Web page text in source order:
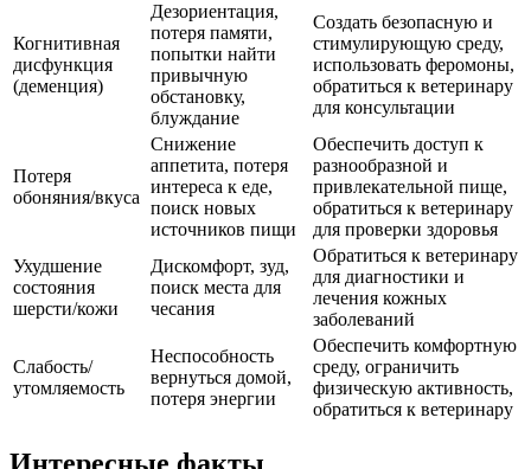
Когнитивная
дисфункция
(деменция)
Дезориентация,
потеря памяти,
попытки найти
привычную
обстановку,
блуждание
Создать безопасную и
стимулирующую среду,
использовать феромоны,
обратиться к ветеринару
для консультации
Потеря
обоняния/вкуса
Снижение
аппетита, потеря
интереса к еде,
поиск новых
источников пищи
Обеспечить доступ к
разнообразной и
привлекательной пище,
обратиться к ветеринару
для проверки здоровья
Ухудшение
состояния
шерсти/кожи
Дискомфорт, зуд,
поиск места для
чесания
Обратиться к ветеринару
для диагностики и
лечения кожных
заболеваний
Слабость/
утомляемость
Неспособность
вернуться домой,
потеря энергии
Обеспечить комфортную
среду, ограничить
физическую активность,
обратиться к ветеринару